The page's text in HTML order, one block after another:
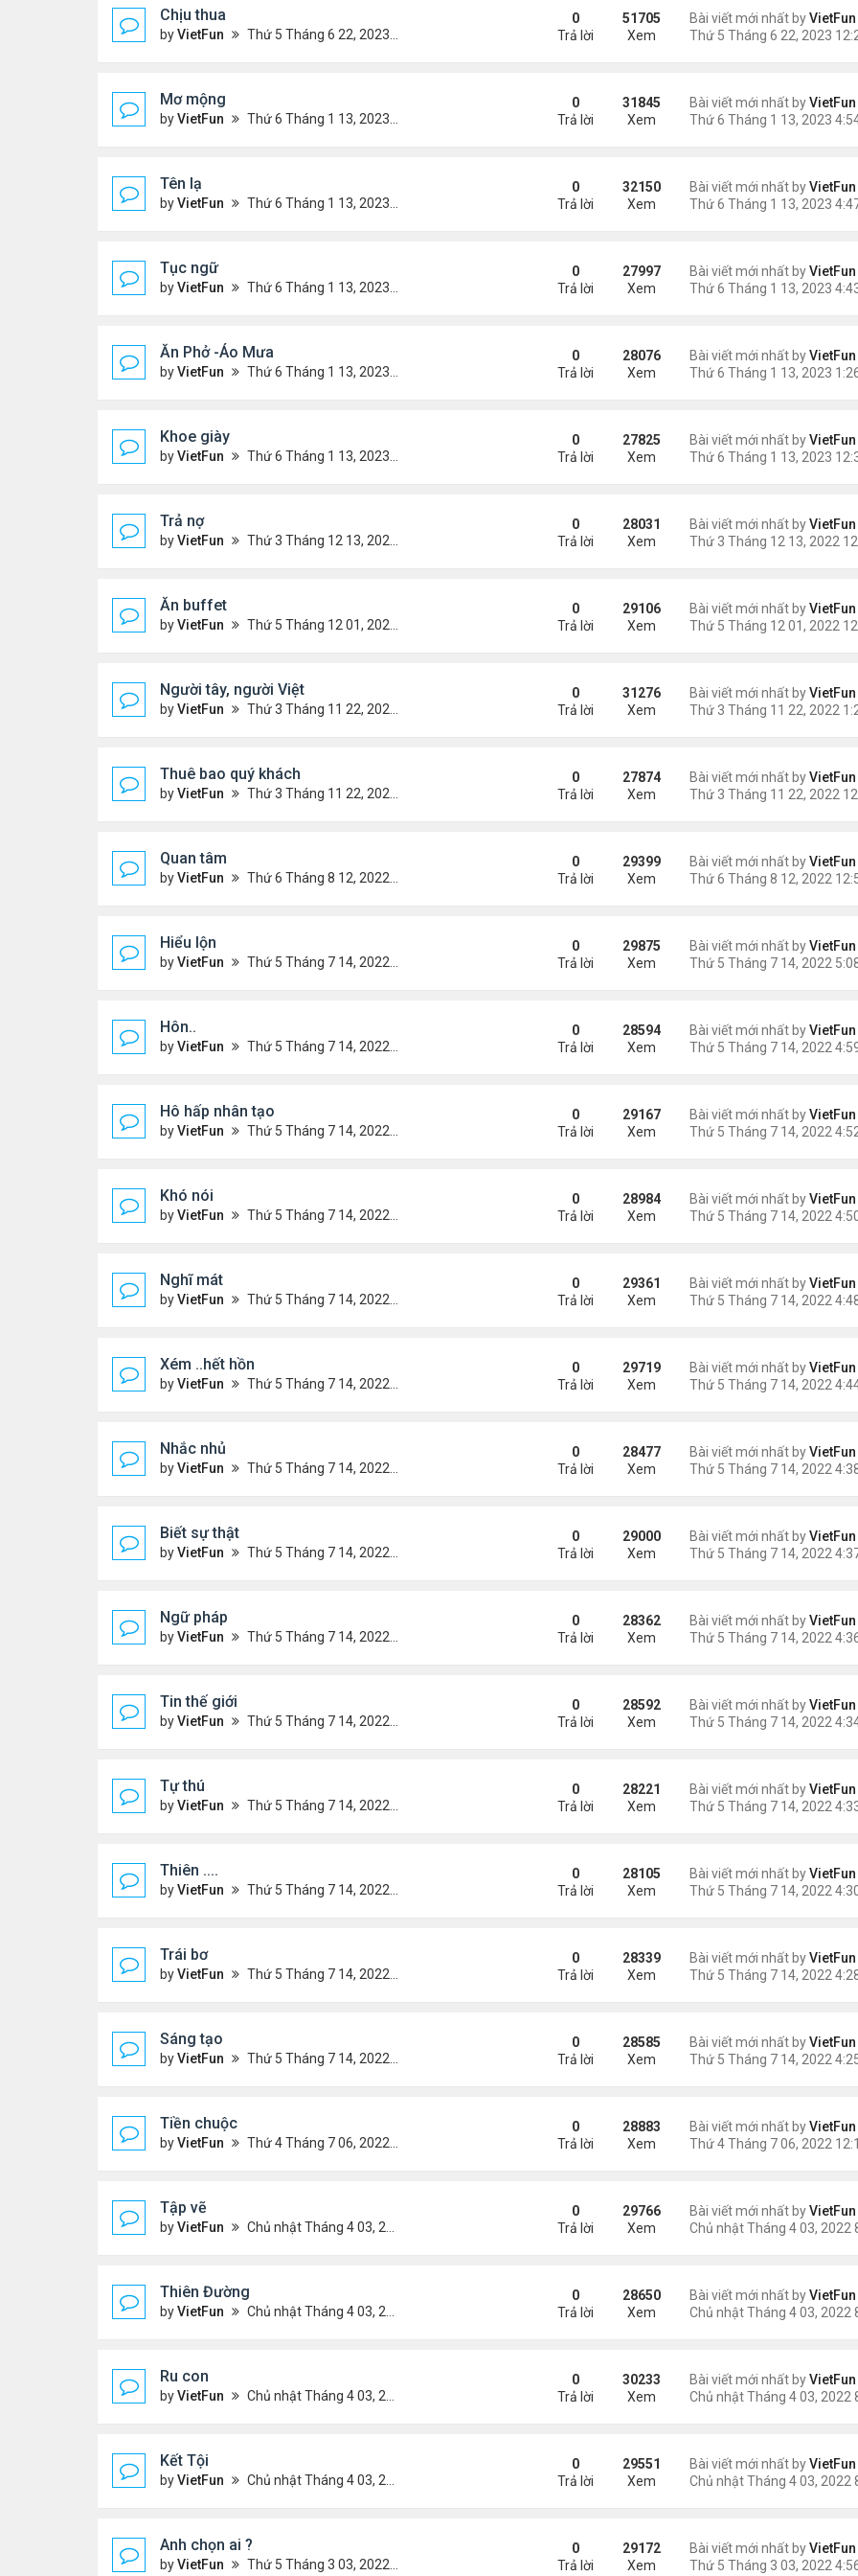
Chịu thua
byVietFun Thứ 5 Tháng 6 22, 2023 12:26 pm
Bài viết mới nhất byVietFun
0
Trả lời
51705
Xem
Mơ mộng
byVietFun Thứ 6 Tháng 1 13, 2023 4:54 pm
Bài viết mới nhất byVietFun
0
Trả lời
31845
Xem
Tên lạ
byVietFun Thứ 6 Tháng 1 13, 2023 4:47 pm
Bài viết mới nhất byVietFun
0
Trả lời
32150
Xem
Tục ngữ
byVietFun Thứ 6 Tháng 1 13, 2023 4:43 pm
Bài viết mới nhất byVietFun
0
Trả lời
27997
Xem
Ăn Phở -Áo Mưa
byVietFun Thứ 6 Tháng 1 13, 2023 1:26 pm
Bài viết mới nhất byVietFun
0
Trả lời
28076
Xem
Khoe giày
byVietFun Thứ 6 Tháng 1 13, 2023 12:30 pm
Bài viết mới nhất byVietFun
0
Trả lời
27825
Xem
Trả nợ
byVietFun Thứ 3 Tháng 12 13, 2022 12:44 pm
Bài viết mới nhất byVietFun
0
Trả lời
28031
Xem
Ăn buffet
byVietFun Thứ 5 Tháng 12 01, 2022 12:22 pm
Bài viết mới nhất byVietFun
0
Trả lời
29106
Xem
Người tây, người Việt
byVietFun Thứ 3 Tháng 11 22, 2022 1:25 pm
Bài viết mới nhất byVietFun
0
Trả lời
31276
Xem
Thuê bao quý khách
byVietFun Thứ 3 Tháng 11 22, 2022 12:14 pm
Bài viết mới nhất byVietFun
0
Trả lời
27874
Xem
Quan tâm
byVietFun Thứ 6 Tháng 8 12, 2022 12:54 pm
Bài viết mới nhất byVietFun
0
Trả lời
29399
Xem
Hiểu lộn
byVietFun Thứ 5 Tháng 7 14, 2022 5:08 pm
Bài viết mới nhất byVietFun
0
Trả lời
29875
Xem
Hôn..
byVietFun Thứ 5 Tháng 7 14, 2022 4:59 pm
Bài viết mới nhất byVietFun
0
Trả lời
28594
Xem
Hô hấp nhân tạo
byVietFun Thứ 5 Tháng 7 14, 2022 4:52 pm
Bài viết mới nhất byVietFun
0
Trả lời
29167
Xem
Khó nói
byVietFun Thứ 5 Tháng 7 14, 2022 4:50 pm
Bài viết mới nhất byVietFun
0
Trả lời
28984
Xem
Nghĩ mát
byVietFun Thứ 5 Tháng 7 14, 2022 4:48 pm
Bài viết mới nhất byVietFun
0
Trả lời
29361
Xem
Xém ..hết hồn
byVietFun Thứ 5 Tháng 7 14, 2022 4:44 pm
Bài viết mới nhất byVietFun
0
Trả lời
29719
Xem
Nhắc nhủ
byVietFun Thứ 5 Tháng 7 14, 2022 4:38 pm
Bài viết mới nhất byVietFun
0
Trả lời
28477
Xem
Biết sự thật
byVietFun Thứ 5 Tháng 7 14, 2022 4:37 pm
Bài viết mới nhất byVietFun
0
Trả lời
29000
Xem
Ngữ pháp
byVietFun Thứ 5 Tháng 7 14, 2022 4:36 pm
Bài viết mới nhất byVietFun
0
Trả lời
28362
Xem
Tin thế giới
byVietFun Thứ 5 Tháng 7 14, 2022 4:34 pm
Bài viết mới nhất byVietFun
0
Trả lời
28592
Xem
Tự thú
byVietFun Thứ 5 Tháng 7 14, 2022 4:33 pm
Bài viết mới nhất byVietFun
0
Trả lời
28221
Xem
Thiên ....
byVietFun Thứ 5 Tháng 7 14, 2022 4:30 pm
Bài viết mới nhất byVietFun
0
Trả lời
28105
Xem
Trái bơ
byVietFun Thứ 5 Tháng 7 14, 2022 4:28 pm
Bài viết mới nhất byVietFun
0
Trả lời
28339
Xem
Sáng tạo
byVietFun Thứ 5 Tháng 7 14, 2022 4:25 pm
Bài viết mới nhất byVietFun
0
Trả lời
28585
Xem
Tiền chuộc
byVietFun Thứ 4 Tháng 7 06, 2022 12:18 pm
Bài viết mới nhất byVietFun
0
Trả lời
28883
Xem
Tập vẽ
byVietFun Chủ nhật Tháng 4 03, 2022 8:25 pm
Bài viết mới nhất byVietFun
0
Trả lời
29766
Xem
Thiên Đường
byVietFun Chủ nhật Tháng 4 03, 2022 8:24 pm
Bài viết mới nhất byVietFun
0
Trả lời
28650
Xem
Ru con
byVietFun Chủ nhật Tháng 4 03, 2022 8:23 pm
Bài viết mới nhất byVietFun
0
Trả lời
30233
Xem
Kết Tội
byVietFun Chủ nhật Tháng 4 03, 2022 8:20 pm
Bài viết mới nhất byVietFun
0
Trả lời
29551
Xem
Anh chọn ai ?
byVietFun Thứ 5 Tháng 3 03, 2022 4:56 pm
Bài viết mới nhất byVietFun
0
Trả lời
29172
Xem